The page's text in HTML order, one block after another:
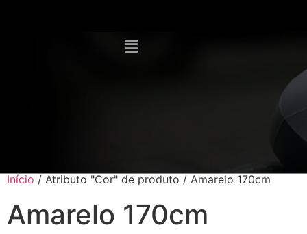
Início / Atributo "Cor" de produto / Amarelo 170cm
Amarelo 170cm